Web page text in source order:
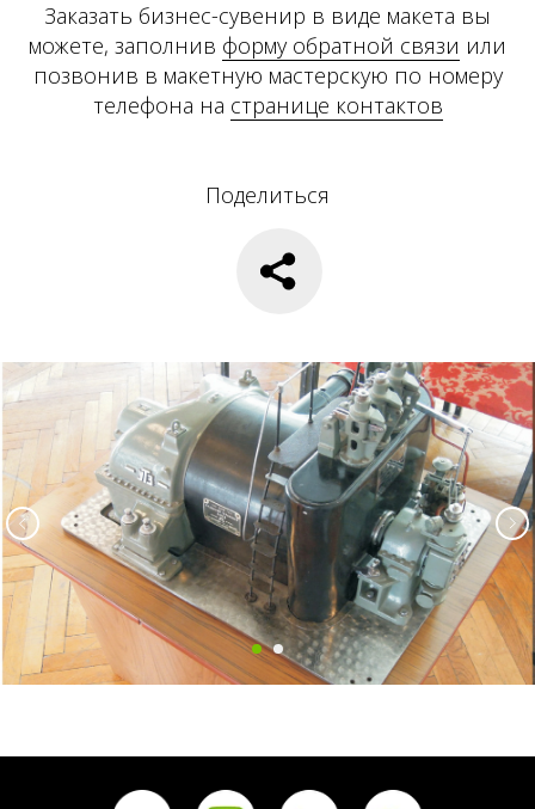
Заказать бизнес-сувенир в виде макета вы
можете, заполнив форму обратной связи или
позвонив в макетную мастерскую по номеру
телефона на странице контактов
Поделиться